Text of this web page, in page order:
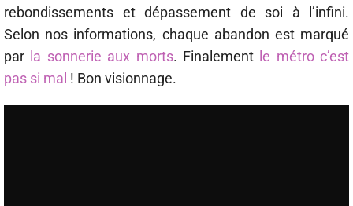
rebondissements et dépassement de soi à l’infini.
Selon nos informations, chaque abandon est marqué
par la sonnerie aux morts. Finalement le métro c’est
pas si mal ! Bon visionnage.